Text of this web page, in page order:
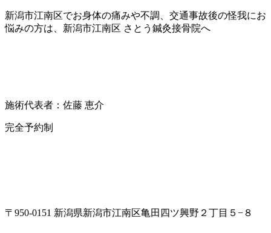
新潟市江南区でお身体の痛みや不調、交通事故後の怪我にお
悩みの方は、新潟市江南区 さとう鍼灸接骨院へ
施術代表者：佐藤 恵介
完全予約制
〒950-0151 新潟県新潟市江南区亀田四ツ興野２丁目５−８